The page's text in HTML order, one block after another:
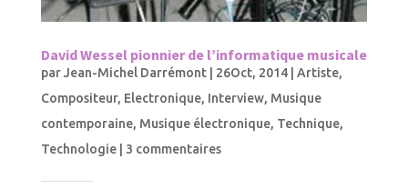
David Wessel pionnier de l’informatique musicale
parJean-Michel Darrémont| 26Oct, 2014| Artiste,
Compositeur, Electronique, Interview, Musique
contemporaine, Musique électronique, Technique,
Technologie| 3 commentaires